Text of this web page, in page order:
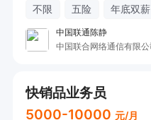
不限 五险 年底双薪
中国联通陈静
快销品业务员
5000-10000 元/月